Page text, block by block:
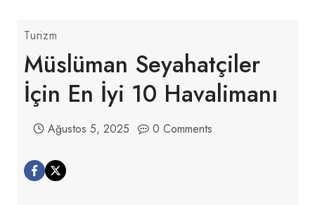
Turizm
Müslüman Seyahatçiler
İçin En İyi 10 Havalimanı
Ağustos 5, 2025 0 Comments